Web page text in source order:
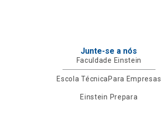
Junte-se a nós
Faculdade Einstein
Escola TécnicaPara Empresas
Einstein Prepara